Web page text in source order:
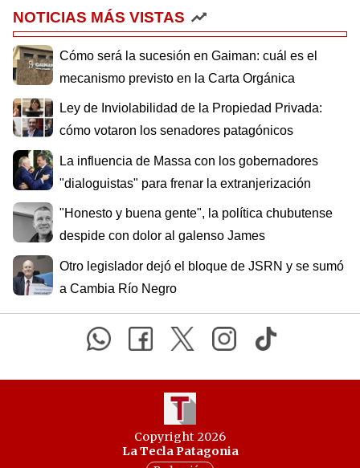
NOTICIAS MÁS VISTAS
Cómo será la sucesión en Gaiman: cuál es el
mecanismo previsto en la Carta Orgánica
Ley de Inviolabilidad de la Propiedad Privada:
cómo votaron los senadores patagónicos
La influencia de Massa con los gobernadores
"dialoguistas" para frenar la extranjerización
"Honesto y buena gente", la política chubutense
despide con dolor al galenso James
Otro legislador dejó el bloque de JSRN y se sumó
a Cambia Río Negro
Copyright 2026
La Tecla Patagonia